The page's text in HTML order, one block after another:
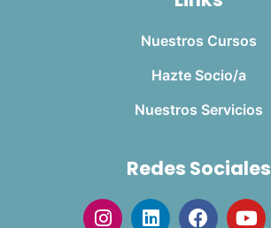
Nuestros Cursos
Hazte Socio/a
Nuestros Servicios
Redes Sociales